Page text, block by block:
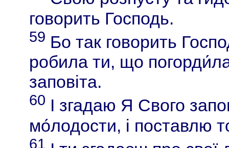
говорить Господь.
59 Бо так говорить
робила ти, що
заповіта.
60 І згадаю Я Свого
мо́лодости, і поставлю
61